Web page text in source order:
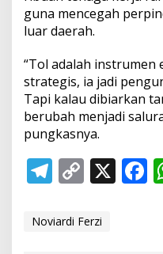
guna mencegah
luar daerah.
“Tol adalah instrumen
strategis, ia jadi
Tapi kalau dibiarkan
berubah menjadi
pungkasnya.
T
e
C
p
X F
Noviardi Ferzi